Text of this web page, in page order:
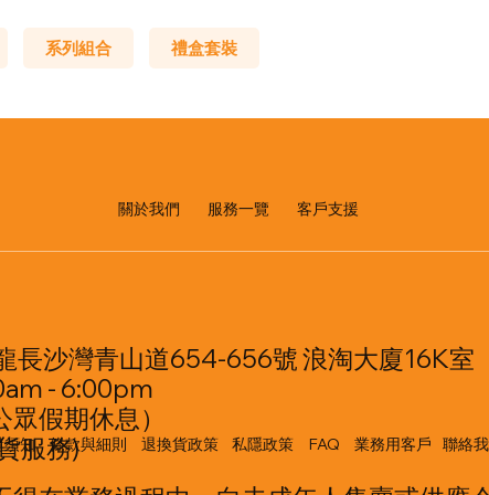
系列組合 禮盒套裝
關於我們 ​服務一覽 客戶支援
長沙灣青山道654-656號 浪淘大廈16K室
- 6:00pm
眾假期休息）
服務)
須知 條款與細則 退換貨政策 私隱政策 FAQ 業務用客戶 聯絡